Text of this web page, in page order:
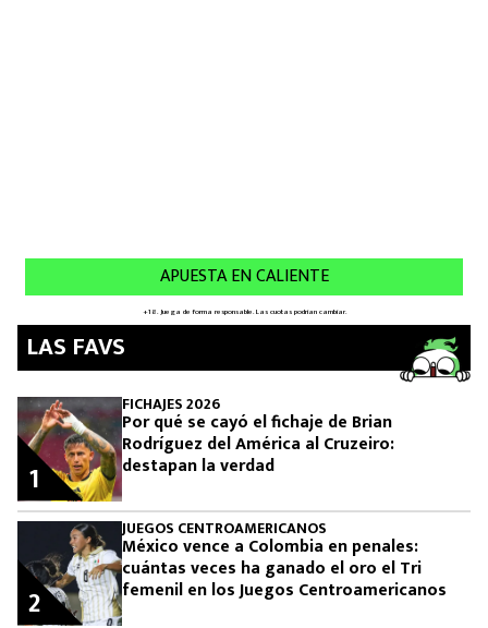
LAS FAVS
FICHAJES 2026
Por qué se cayó el fichaje de Brian
Rodríguez del América al Cruzeiro:
destapan la verdad
1
JUEGOS CENTROAMERICANOS
México vence a Colombia en penales:
cuántas veces ha ganado el oro el Tri
femenil en los Juegos Centroamericanos
2